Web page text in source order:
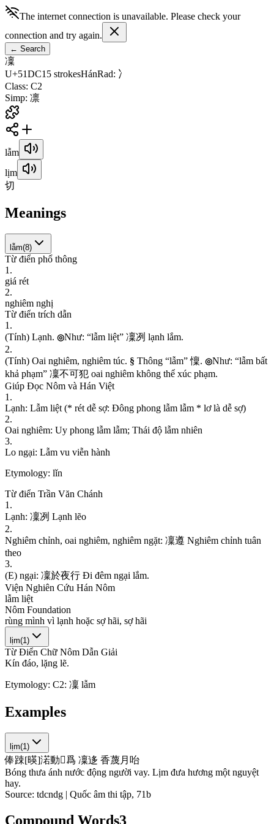
The internet connection is unavailable. Please check your
connection and try again.
← Search
凜
U+51DC15 strokesHánRad: 冫
Class: C2
Simp: 凛
lẫm
lịm
切
Meanings
lẫm(8)
Từ điển phổ thông
1 .
giá rét
2.
nghiêm nghị
Từ điển trích dẫn
1 .
(Tính) Lạnh. ◎Như: “lẫm liệt” 凜冽 lạnh lắm.
2.
(Tính) Oai nghiêm, nghiêm túc. § Thông “lẫm” 懍. ◎Như: “lẫm bất
khả phạm” 凜不可犯 oai nghiêm không thể xúc phạm.
Giúp Đọc Nôm và Hán Việt
1 .
Lạnh: Lẫm liệt (* rét dễ sợ: Đông phong lẫm lẫm * lơ là dễ sợ)
2.
Oai nghiêm: Uy phong lẫm lẫm; Thái độ lẫm nhiên
3.
Lo ngại: Lẫm vu viễn hành
Etymology: lǐn
Từ điển Trần Văn Chánh
1 .
Lạnh: 凜冽 Lạnh lẽo
2.
Nghiêm chỉnh, oai nghiêm, nghiêm ngặt: 凜遵 Nghiêm chỉnh tuân
theo
3.
(E) ngại: 凜於夜行 Đi đêm ngại lắm.
Viện Nghiên Cứu Hán Nôm
lẫm liệt
Nôm Foundation
rùng mình vì lạnh hoặc sợ hãi, sợ hãi
lịm(1 )
Từ Điển Chữ Nôm Dẫn Giải
Kín đáo, lặng lẽ.
Etymology: C2: 凜 lẫm
Examples
lịm(1)
俸踈[暎]渃動𠊚爲 凜迻 香蔑月 咍
Bóng thưa ánh nước động người vay. Lịm đưa hương một nguyệt
hay.
Source: tdcndg | Quốc âm thi tập, 71b
Compound Words3